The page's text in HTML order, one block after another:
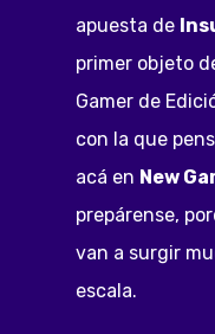
apuesta de
primer objeto
Gamer de
con la que
acá en New
prepárense,
van a surgir
escala.